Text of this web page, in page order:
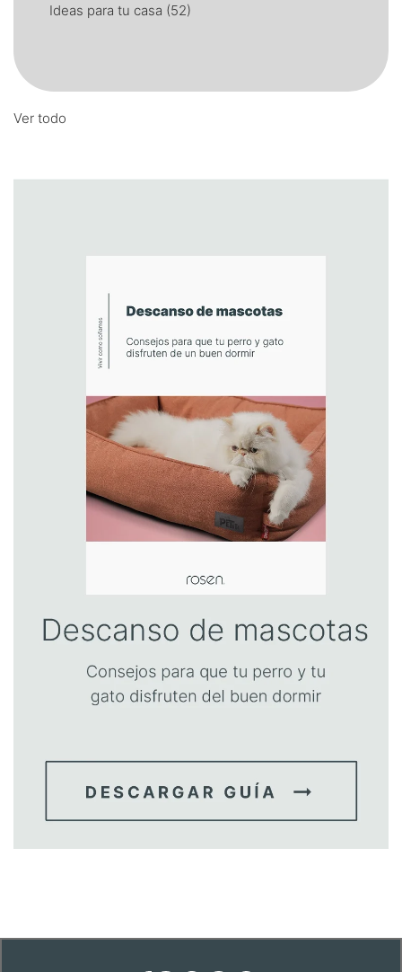
Ideas para tu casa (52)
Ver todo